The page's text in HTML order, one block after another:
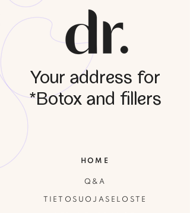
HOME
Your address for
*Botox and fillers
Q&A
TIETOSUOJASELOSTE